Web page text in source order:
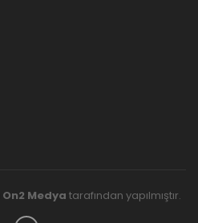
On2 Medya tarafından yapılmıştır.